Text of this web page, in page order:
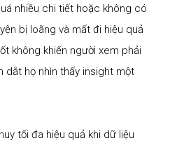
nhiều chi tiết hoặc không có
bị loãng và mất đi hiệu quả
không khiến người xem phải
dắt họ nhìn thấy insight một
tối đa hiệu quả khi dữ liệu